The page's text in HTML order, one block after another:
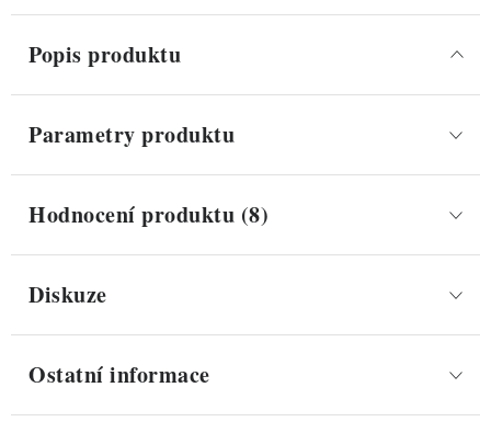
Popis produktu
Parametry produktu
Hodnocení produktu (8)
Diskuze
Ostatní informace